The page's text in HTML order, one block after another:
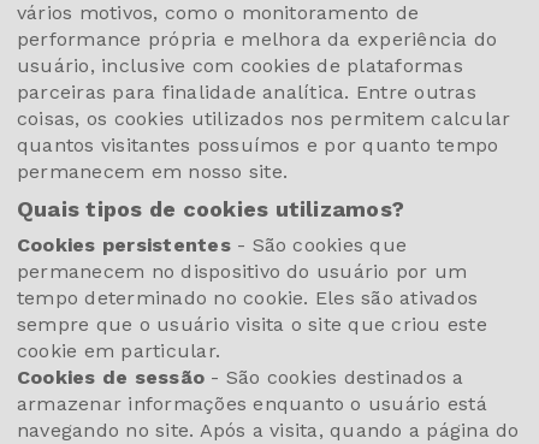
vários motivos, como o monitoramento de
performance própria e melhora da experiência do
usuário, inclusive com cookies de plataformas
parceiras para finalidade analítica. Entre outras
coisas, os cookies utilizados nos permitem calcular
quantos visitantes possuímos e por quanto tempo
permanecem em nosso site.
Quais tipos de cookies utilizamos?
Cookies persistentes- São cookies que
permanecem no dispositivo do usuário por um
tempo determinado no cookie. Eles são ativados
sempre que o usuário visita o site que criou este
cookie em particular.
Cookies de sessão - São cookies destinados a
armazenar informações enquanto o usuário está
navegando no site. Após a visita, quando a página do